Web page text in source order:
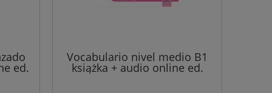
Un petit tour en ville - gra
językowa z polską instrukcją
Vite et bien 1
ed.
Vocabulario nivel medio B1
książka + audio online ed.